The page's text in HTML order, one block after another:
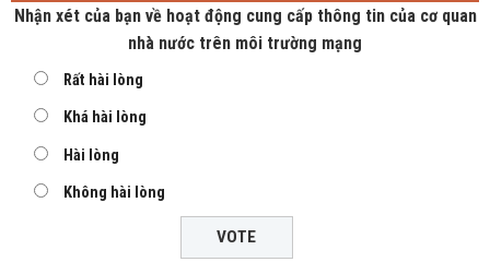
Nhận xét của bạn về hoạt động cung cấp thông tin của cơ quan
nhà nước trên môi trường mạng
Rất hài lòng
Khá hài lòng
Hài lòng
Không hài lòng